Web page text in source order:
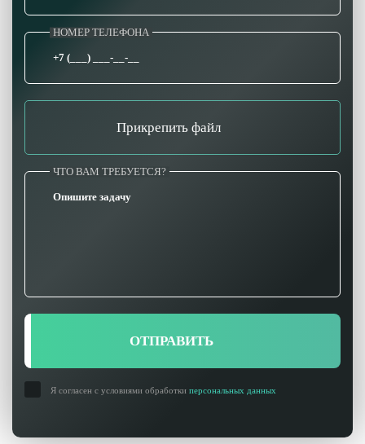
НОМЕР ТЕЛЕФОНА
Прикрепить файл
ЧТО ВАМ ТРЕБУЕТСЯ?
ОТПРАВИТЬ
Я согласен с условиями обработки персональных данных